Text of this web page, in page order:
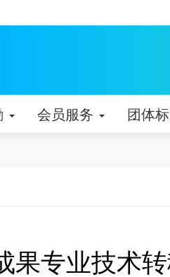
会员服务 团体
果专业技术